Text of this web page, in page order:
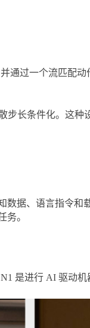
过一个流匹配
步长条件化。这
据、语言指令
务。
是进行 AI 驱动机